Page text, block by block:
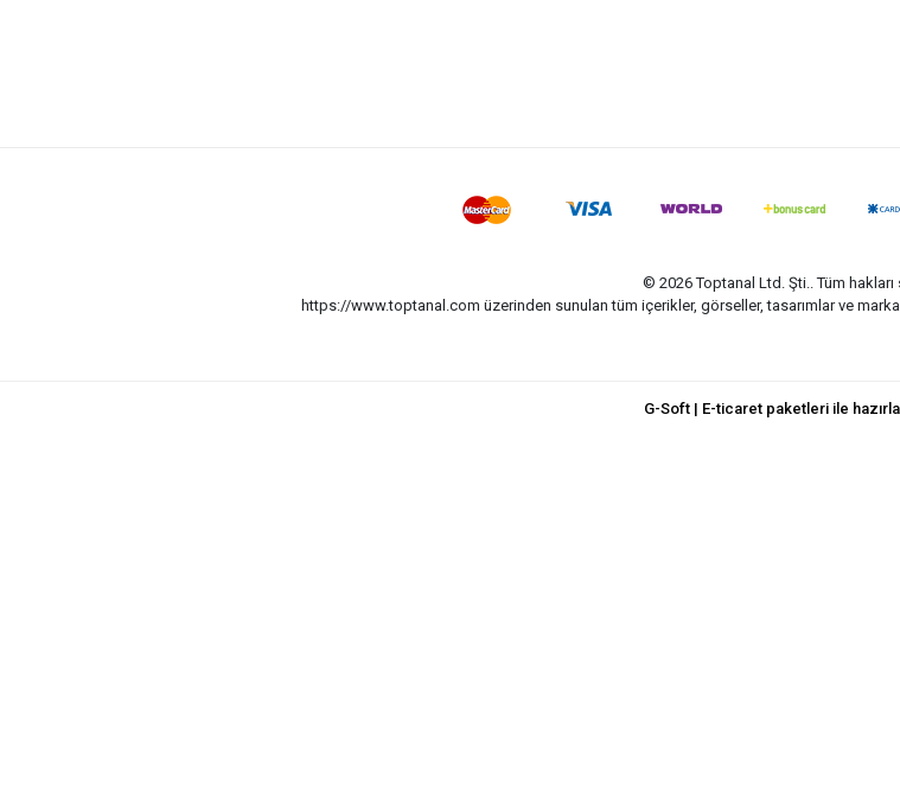
© 2026 Toptanal Ltd. Şti.. Tüm hakları
https://www.toptanal.com üzerinden sunulan tüm içerikler, görseller, tasarımlar ve
G-Soft | E-ticaret paketleri ile